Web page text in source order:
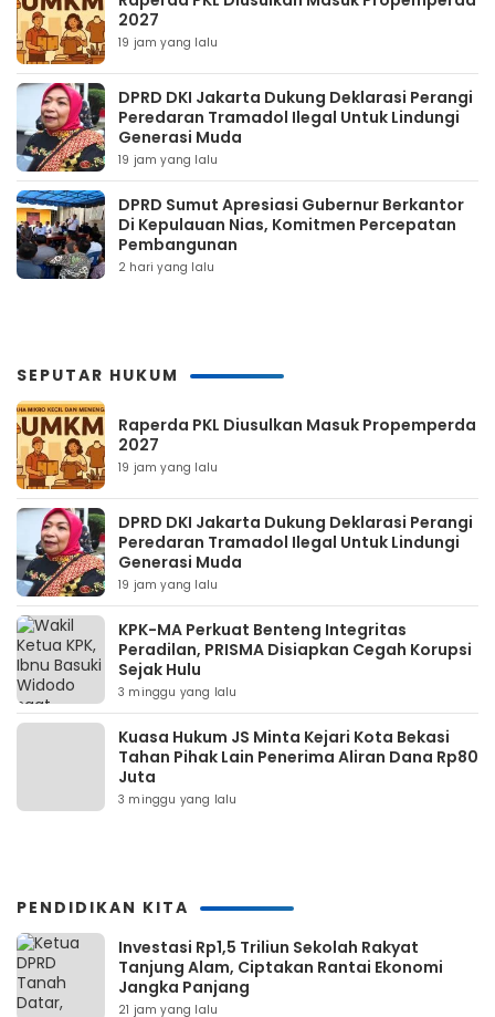
2027
19 jam yang lalu
DPRD DKI Jakarta Dukung Deklarasi Perangi
Peredaran Tramadol Ilegal Untuk Lindungi
Generasi Muda
19 jam yang lalu
DPRD Sumut Apresiasi Gubernur Berkantor
Di Kepulauan Nias, Komitmen Percepatan
Pembangunan
2 hari yang lalu
SEPUTAR HUKUM
Raperda PKL Diusulkan Masuk Propemperda
2027
19 jam yang lalu
DPRD DKI Jakarta Dukung Deklarasi Perangi
Peredaran Tramadol Ilegal Untuk Lindungi
Generasi Muda
19 jam yang lalu
KPK-MA Perkuat Benteng Integritas
Peradilan, PRISMA Disiapkan Cegah Korupsi
Sejak Hulu
3 minggu yang lalu
Kuasa Hukum JS Minta Kejari Kota Bekasi
Tahan Pihak Lain Penerima Aliran Dana Rp80
Juta
3 minggu yang lalu
PENDIDIKAN KITA
Investasi Rp1,5 Triliun Sekolah Rakyat
Tanjung Alam, Ciptakan Rantai Ekonomi
Jangka Panjang
21 jam yang lalu